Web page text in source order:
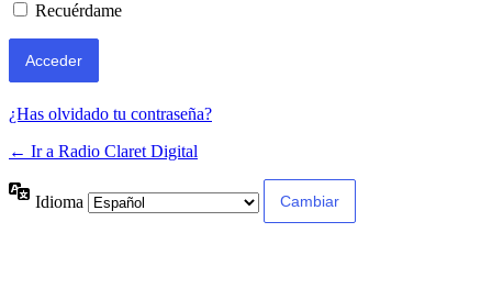
Recuérdame
¿Has olvidado tu contraseña?
← Ir a Radio Claret Digital
Idioma